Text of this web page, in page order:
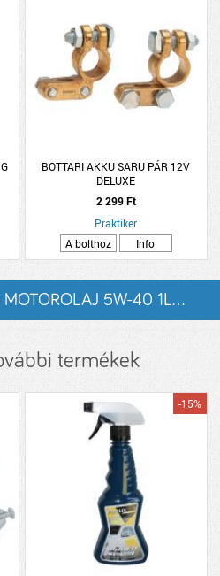
BOTTARI AKKU SARU PÁR 12V
DELUXE
2 299 Ft
Praktiker
A bolthoz
Info
MOTOROLAJ 5W-40 1L...
termékek
-15%